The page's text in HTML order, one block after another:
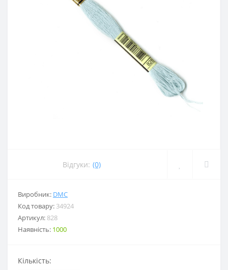
Відгуки: (0)
Виробник: DMC
Код товару: 34924
Артикул: 828
Наявність: 1000
Кількість: